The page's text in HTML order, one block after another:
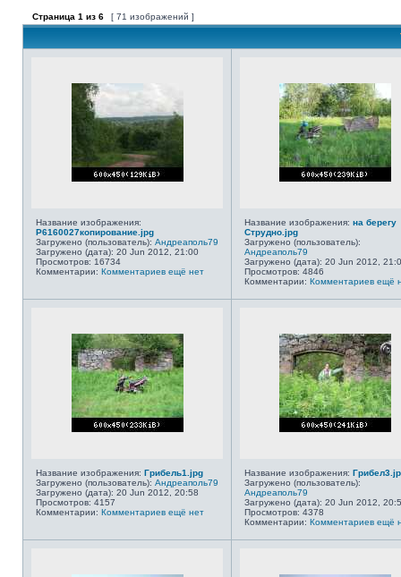
Страница 1 из 6 [ 71 изображений ]
Название изображения:
P6160027копирование.jpg
Загружено (пользователь): Андреаполь79
Загружено (дата): 20 Jun 2012, 21:00
Просмотров: 16734
Комментарии: Комментариев ещё нет
Название изображения: на берегу
Струдно.jpg
Загружено (пользователь):
Андреаполь79
Загружено (дата): 20 Jun 2012,
Просмотров: 4846
Комментарии: Комментариев ещё
Название изображения: Грибель1.jpg
Загружено (пользователь): Андреаполь79
Загружено (дата): 20 Jun 2012, 20:58
Просмотров: 4157
Комментарии: Комментариев ещё нет
Название изображения:
Загружено (пользователь):
Андреаполь79
Загружено (дата): 20 Jun 2012,
Просмотров: 4378
Комментарии: Комментариев ещё